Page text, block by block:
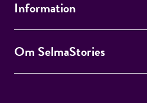
Information
Om SelmaStories